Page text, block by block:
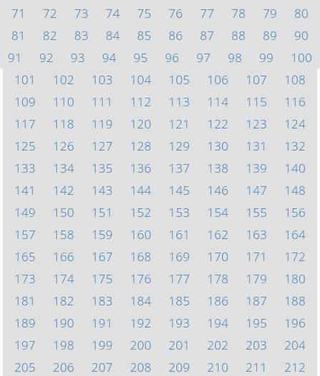
71
72 73 74 75 76 77 78 79
80
81
82 83 84 85 86 87 88 89
90
91
92 93 94 95 96 97 98 99
100
101
102 103 104 105 106 107
108
109
110 111 112 113 114 115
116
117
118 119 120 121 122 123
124
125
126 127 128 129 130 131
132
133
134 135 136 137 138 139
140
141
142 143 144 145 146 147
148
149
150 151 152 153 154 155
156
157
158 159 160 161 162 163
164
165
166 167 168 169 170 171
172
173
174 175 176 177 178 179
180
181
182 183 184 185 186 187
188
189
190 191 192 193 194 195
196
197
198 199 200 201 202 203
204
205
206 207 208 209 210 211
212